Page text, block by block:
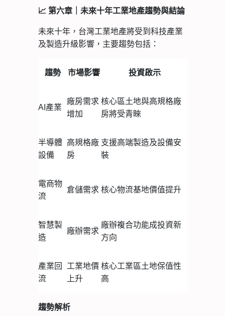
📈 第六章｜未來十年工業地產趨勢與結論
未來十年，台灣工業地產將受到科技產業
及製造升級影響，主要趨勢包括：
趨勢 市場影響 投資啟示
AI產業
廠房需求
增加
核心區土地與高規格廠
房將受青睞
半導體
設備
高規格廠
房
支援高端製造及設備安
裝
電商物
流
倉儲需求 核心物流基地價值提升
智慧製
造
廠辦需求
廠辦複合功能成投資新
方向
產業回
流
工業地價
上升
核心工業區土地保值性
高
趨勢解析